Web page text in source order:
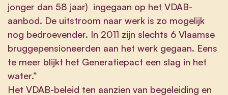
jonger dan 58 jaar) ingegaan op het VDAB-
aanbod. De uitstroom naar werk is zo mogelijk
nog bedroevender. In 2011 zijn slechts 6 Vlaamse
bruggepensioneerden aan het werk gegaan. Eens
te meer blijkt het Generatiepact een slag in het
water.”
Het VDAB-beleid ten aanzien van begeleiding en